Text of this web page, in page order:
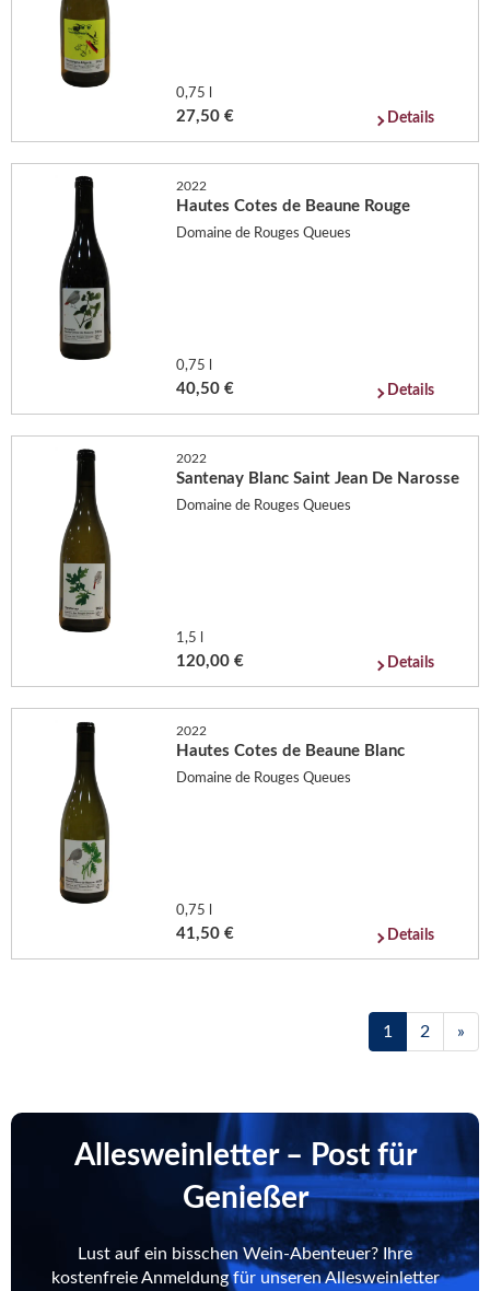
0,75 l
27,50 € Details
2022
Hautes Cotes de Beaune Rouge
Domaine de Rouges Queues
0,75 l
40,50 € Details
2022
Santenay Blanc Saint Jean De Narosse
Domaine de Rouges Queues
1,5 l
120,00 € Details
2022
Hautes Cotes de Beaune Blanc
Domaine de Rouges Queues
0,75 l
41,50 € Details
1 2 »
Allesweinletter – Post für
Genießer
Lust auf ein bisschen Wein-Abenteuer? Ihre
kostenfreie Anmeldung für unseren Allesweinletter